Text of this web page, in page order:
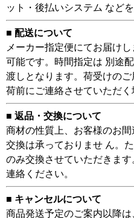
ット・後払いシステム など
■ 配送について
メーカー指定便にてお届け
可能です。時間指定は 別途
渡しとなります。荷受けの
荷前にご連絡させていただく
■ 返品・交換について
商材の性質上、お客様のお
交換は承っておりませ ん。
のみ交換させていただきま
連絡ください。
■ キャンセルについて
商品発送予定のご案内以降